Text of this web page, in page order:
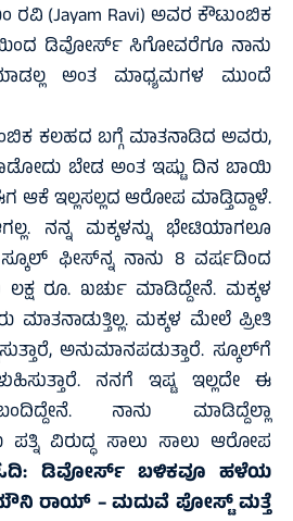
(Jayam Ravi) ಅವರ ಕೌಟುಂಬಿಕ
ಡಿವೋರ್ಸ್ ಸಿಗೋವರೆಗೂ ನಾನು
ಅಂತ ಮಾಧ್ಯಮಗಳ ಮುಂದೆ
ಕಲಹದ ಬಗ್ಗೆ ಮಾತನಾಡಿದ ಅವರು,
ಬೇಡ ಅಂತ ಇಷ್ಟು ದಿನ ಬಾಯಿ
ಆಕೆ ಇಲ್ಲಸಲ್ಲದ ಆರೋಪ ಮಾಡ್ತಿದ್ದಾಳೆ.
ನನ್ನ ಮಕ್ಕಳನ್ನು ಭೇಟಿಯಾಗಲೂ
ಸ್ಕೂಲ್ ಫೀಸ್‌ನ್ನ ನಾನು 8 ವರ್ಷದಿಂದ
ಲಕ್ಷ ರೂ. ಖರ್ಚು ಮಾಡಿದ್ದೇನೆ. ಮಕ್ಕಳ
ಮಾತನಾಡುತ್ತಿಲ್ಲ. ಮಕ್ಕಳ ಮೇಲೆ ಪ್ರೀತಿ
ಅನುಮಾನಪಡುತ್ತಾರೆ. ಸ್ಕೂಲ್‌ಗೆ
ನನಗೆ ಇಷ್ಟ ಇಲ್ಲದೇ ಈ
ನಾನು ಮಾಡಿದ್ದೆಲ್ಲಾ
ವಿರುದ್ಧ ಸಾಲು ಸಾಲು ಆರೋಪ
ಡಿವೋರ್ಸ್ ಬಳಿಕವೂ ಹಳೆಯ
ರಾಯ್ – ಮದುವೆ ಪೋಸ್ಟ್ ಮತ್ತೆ